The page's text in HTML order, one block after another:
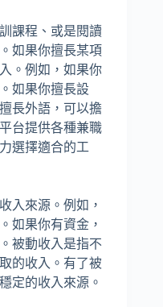
課程、或是閱讀
如果你擅長某項
。例如，如果你
如果你擅長設
長外語，可以擔
台提供各種兼職
選擇適合的工
入來源。例如，
如果你有資金，
被動收入是指不
的收入。有了被
定的收入來源。